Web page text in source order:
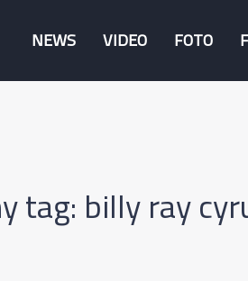
NEWS VIDEO FOTO
tag: billy ray